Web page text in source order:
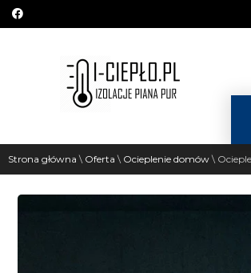
Strona główna \ Oferta \ Ocieplenie domów\